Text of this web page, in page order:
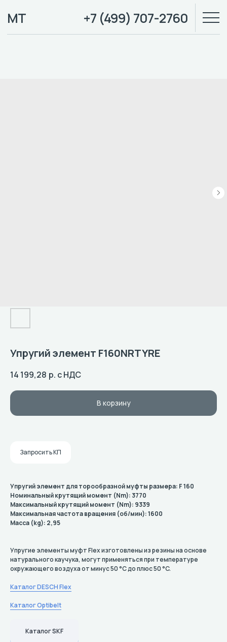
+7 (499) 707-2760
МТ
Упругий элемент F160NRTYRE
14 199,28 р. с НДС
В корзину
Запросить КП
Упругий элемент для торообразной муфты размера: F 160
Номинальный крутящий момент (Nm): 3770
Максимальный крутящий момент (Nm): 9339
Максимальная частота вращения (об/мин): 1600
Масса (kg): 2,95
Упругие элементы муфт Flex изготовлены из резины на основе
натурального каучука, могут применяться при температуре
окружающего воздуха от минус 50 °C до плюс 50 °C.
Каталог DESCH Flex
Каталог Optibelt
Каталог SKF